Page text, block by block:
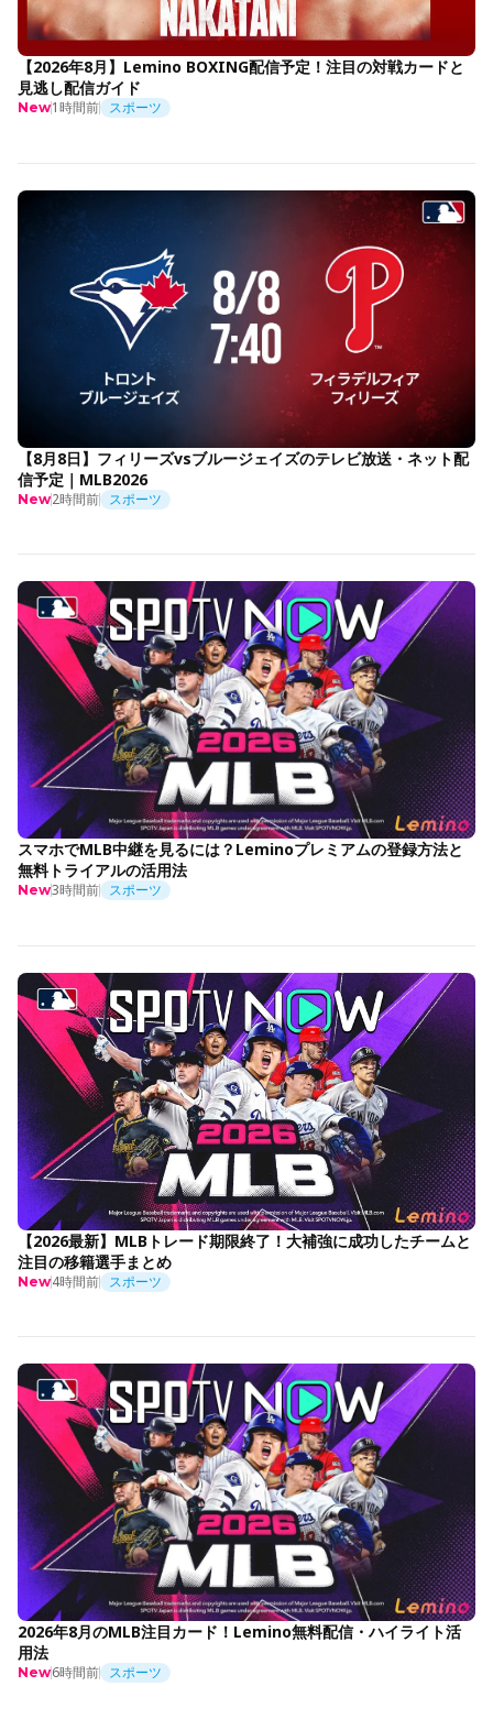
【2026年8月】Lemino BOXING配信予定！注目の対戦カードと
見逃し配信ガイド
New1時間前 スポーツ
【8月8日】フィリーズvsブルージェイズのテレビ放送・ネット配
信予定｜MLB2026
New2時間前 スポーツ
スマホでMLB中継を見るには？Leminoプレミアムの登録方法と
無料トライアルの活用法
New3時間前 スポーツ
【2026最新】MLBトレード期限終了！大補強に成功したチームと
注目の移籍選手まとめ
New4時間前 スポーツ
2026年8月のMLB注目カード！Lemino無料配信・ハイライト活
用法
New6時間前 スポーツ